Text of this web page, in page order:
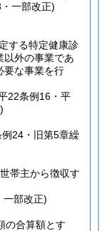
一部改正)
する特定健康診
以外の事業であ
要な事業を行
22条例16・平
24・旧第5章繰
帯主から徴収す
一部改正)
の合算額とす